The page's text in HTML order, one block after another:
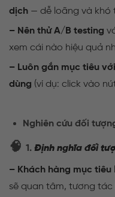
dịch — dễ loãng và khó
– Nên thử A/B testing
xem cái nào hiệu quả
– Luôn gắn mục tiêu
dùng (ví dụ: click vào
Nghiên cứu đối
🧠 1. Định nghĩa đối
– Khách hàng mục tiêu
sẽ quan tâm, tương